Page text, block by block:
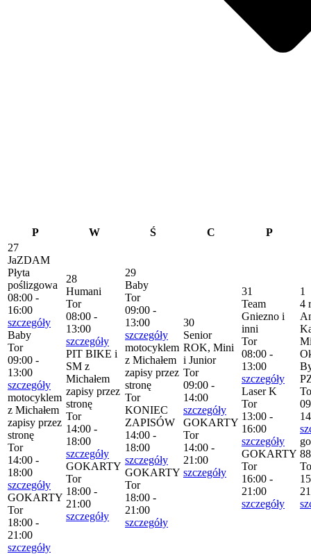
P W Ś C
P
27
JaZDAM
Płyta
poślizgowa
08:00 -
16:00
szczegóły
Baby
Tor
09:00 -
13:00
szczegóły
motocyklem
z Michałem
zapisy przez
stronę
Tor
14:00 -
18:00
szczegóły
GOKARTY
Tor
18:00 -
21:00
szczegóły
28
Humani
Tor
08:00 -
13:00
szczegóły
PIT BIKE i
SM z
Michałem
zapisy przez
stronę
Tor
14:00 -
18:00
szczegóły
GOKARTY
Tor
18:00 -
21:00
szczegóły
29
Baby
Tor
09:00 -
13:00
szczegóły
motocyklem
z Michałem
zapisy przez
stronę
Tor
KONIEC
ZAPISÓW
14:00 -
18:00
szczegóły
GOKARTY
Tor
18:00 -
21:00
szczegóły
30
Senior
ROK, Mini
i Junior
Tor
09:00 -
14:00
szczegóły
GOKARTY
Tor
14:00 -
21:00
szczegóły
31
Team
Gniezno i
inni
Tor
08:00 -
13:00
szczegóły
Laser K
Tor
13:00 -
16:00
szczegóły
GOKARTY
Tor
16:00 -
21:00
szczegóły
1
4